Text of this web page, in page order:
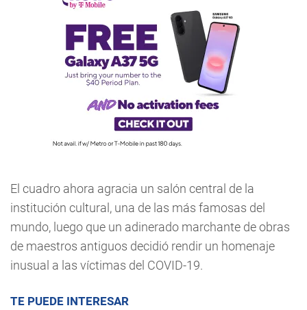
El cuadro ahora agracia un salón central de la
institución cultural, una de las más famosas del
mundo, luego que un adinerado marchante de obras
de maestros antiguos decidió rendir un homenaje
inusual a las víctimas del COVID-19.
TE PUEDE INTERESAR